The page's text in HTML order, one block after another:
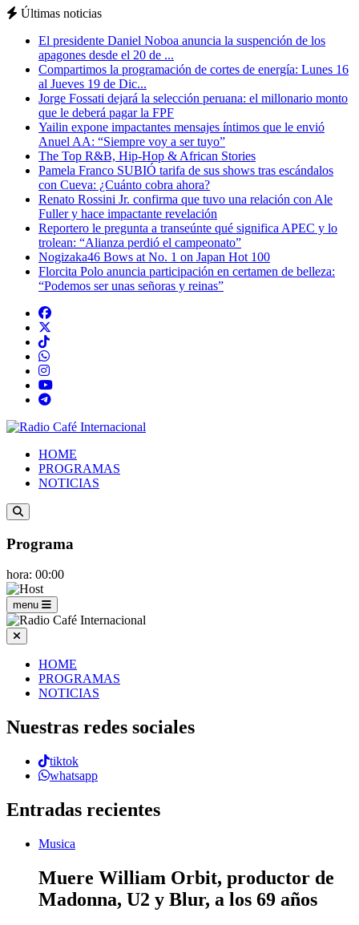
Últimas noticias
El presidente Daniel Noboa anuncia la suspención de los
apagones desde el 20 de ...
Compartimos la programación de cortes de energía: Lunes 16
al Jueves 19 de Dic...
Jorge Fossati dejará la selección peruana: el millonario monto
que le deberá pagar la FPF
Yailin expone impactantes mensajes íntimos que le envió
Anuel AA: “Siempre voy a ser tuyo”
The Top R&B, Hip-Hop & African Stories
Pamela Franco SUBIÓ tarifa de sus shows tras escándalos
con Cueva: ¿Cuánto cobra ahora?
Renato Rossini Jr. confirma que tuvo una relación con Ale
Fuller y hace impactante revelación
Reportero le pregunta a transeúnte qué significa APEC y lo
trolean: “Alianza perdió el campeonato”
Nogizaka46 Bows at No. 1 on Japan Hot 100
Florcita Polo anuncia participación en certamen de belleza:
“Podemos ser unas señoras y reinas”
HOME
PROGRAMAS
NOTICIAS
Programa
hora: 00:00
menu
HOME
PROGRAMAS
NOTICIAS
Nuestras redes sociales
tiktok
whatsapp
Entradas recientes
Musica
Muere William Orbit, productor de
Madonna, U2 y Blur, a los 69 años